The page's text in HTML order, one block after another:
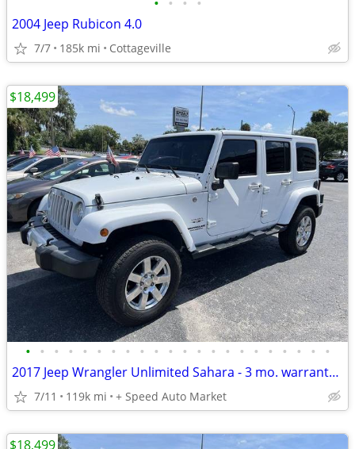
2004 Jeep Rubicon 4.0
7/7 185k mi Cottageville
• • • • • • • • • • • • • • • • • • • • • •
2017 Jeep Wrangler Unlimited Sahara - 3 mo. warranty on qualified vehicles
7/11 119k mi + Speed Auto Market
$18,499
$18,499